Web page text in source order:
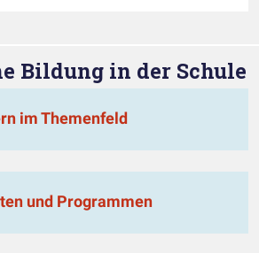
Bildung in der Schule
im Themenfeld
und Programmen